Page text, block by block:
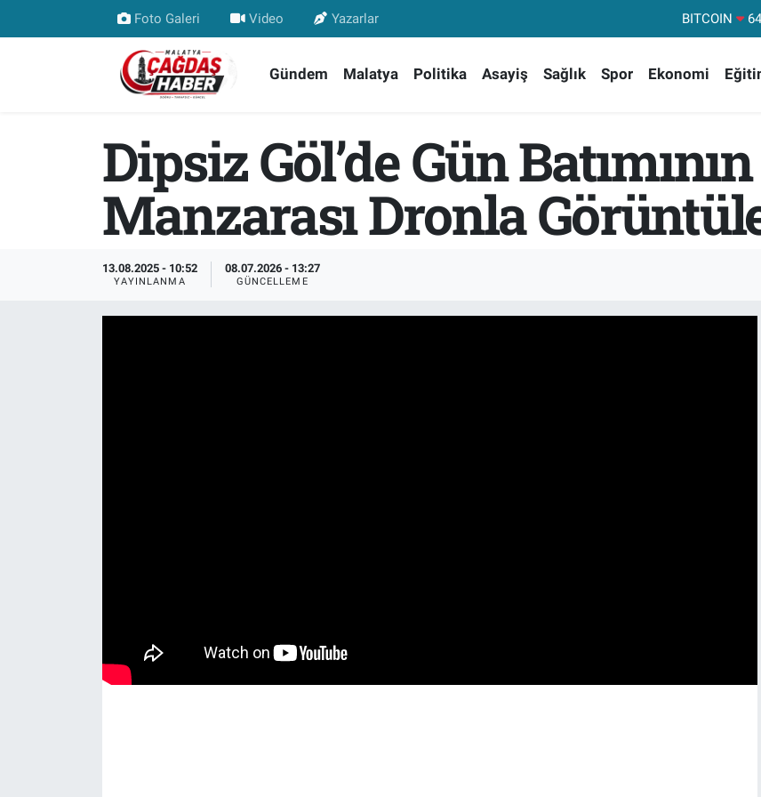
Foto Galeri Video Yazarlar
DOLAR
BİST100
Gündem Malatya Politika Asayiş Sağlık Spor Ekonomi
Dipsiz Göl’de Gün
Manzarası Dronla
13.08.2025 - 10:52
YAYINLANMA
08.07.2026 - 13:27
GÜNCELLEME
Nöbetçi Eczaneler
Malatya Namaz Vakitleri
Trafik Durumu